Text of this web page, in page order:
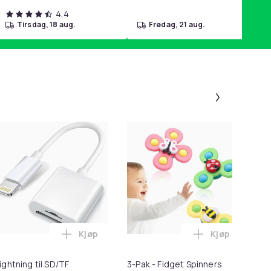
4,4
tirsdag, 18 aug. fredag, 21 aug.
Scalp & Controls Excess Oil i handlekurven
27,5g - Dark Brown - Mørkebrun i handlekurven
til SD/TF
Legg Lightning til SD/TF Kortleser - 2-i-1
Kjøp
3-Pak - Fidget Spinners
Legg 3-Pak -
Kjøp